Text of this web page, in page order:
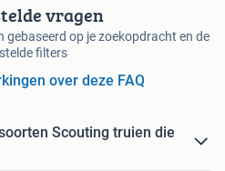
vragen
gebaseerd op je zoekopdracht en de
filters
over deze FAQ
Scouting truien die